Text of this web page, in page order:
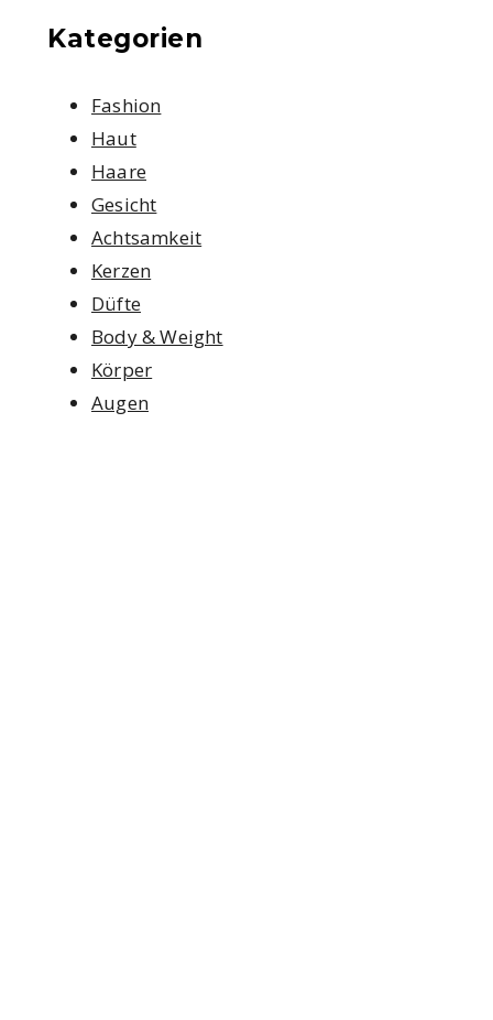
Kategorien
Fashion
Haut
Haare
Gesicht
Achtsamkeit
Kerzen
Düfte
Body & Weight
Körper
Augen